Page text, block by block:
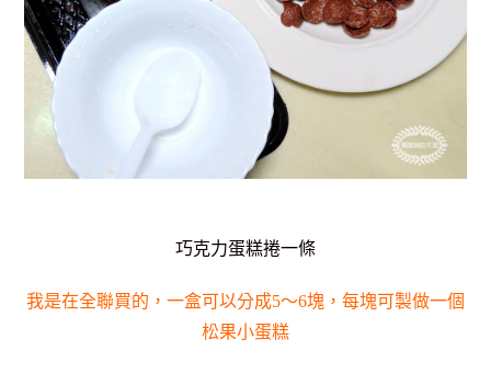
巧克力蛋糕捲一條
我是在全聯買的，一盒可以分成5～6塊，每塊可製做一個
松果小蛋糕